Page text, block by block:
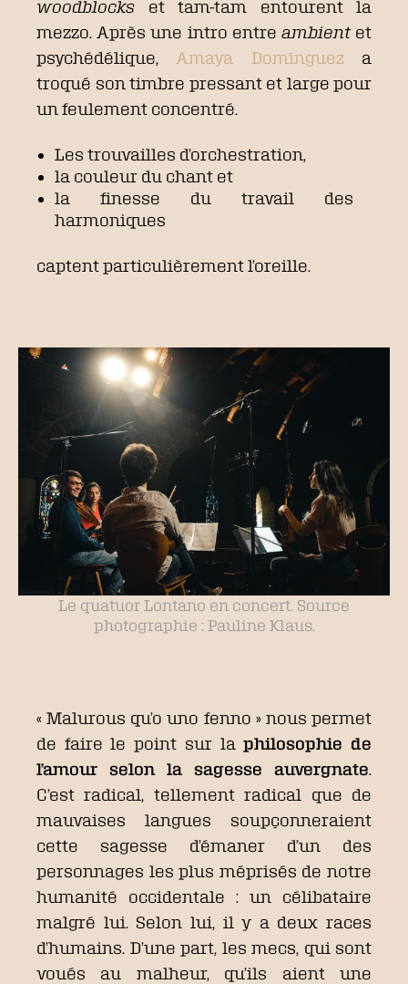
woodblocks et tam-tam entourent la
mezzo. Après une intro entre ambientet
psychédélique, Amaya Domíngueza
troqué son timbre pressant et large pour
un feulement concentré.
Les trouvailles d’orchestration,
la couleur du chant et
la finesse du travail des
harmoniques
captent particulièrement l’oreille.
Le quatuor Lontano en concert. Source
photographie : Pauline Klaus.
« Malurous qu’o uno fenno » nous permet
de faire le point sur laphilosophie de
l’amour selon la sagesse auvergnate.
C’est radical, tellement radical que de
mauvaises langues soupçonneraient
cette sagesse d’émaner d’un des
personnages les plus méprisés de notre
humanité occidentale : un célibataire
malgré lui. Selon lui, il y a deux races
d’humains. D’une part, les mecs, qui sont
voués au malheur, qu’ils aient une